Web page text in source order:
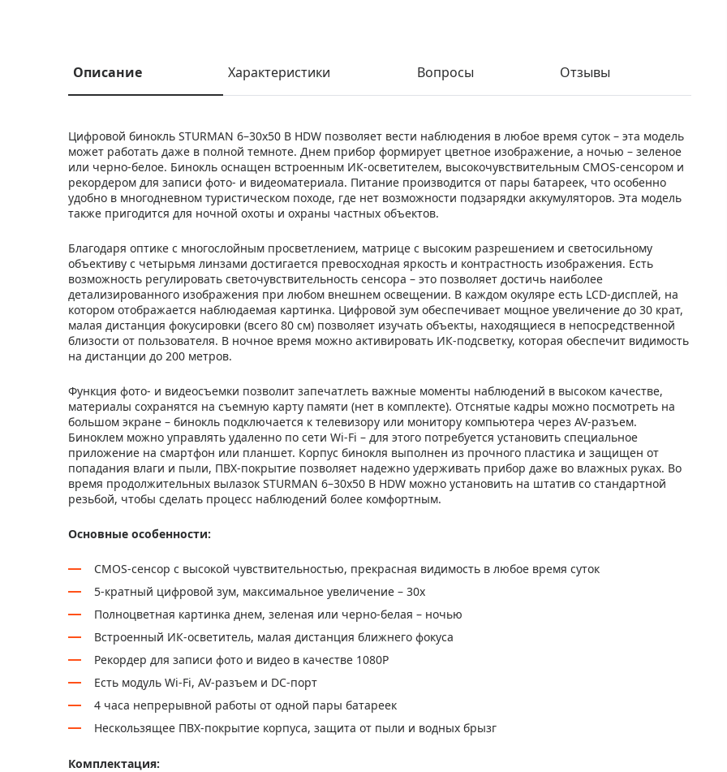
Описание Характеристики Вопросы Отзывы
Цифровой бинокль STURMAN 6–30x50 B HDW позволяет вести наблюдения в любое время суток – эта модель
может работать даже в полной темноте. Днем прибор формирует цветное изображение, а ночью – зеленое
или черно-белое. Бинокль оснащен встроенным ИК-осветителем, высокочувствительным CMOS-сенсором и
рекордером для записи фото- и видеоматериала. Питание производится от пары батареек, что особенно
удобно в многодневном туристическом походе, где нет возможности подзарядки аккумуляторов. Эта модель
также пригодится для ночной охоты и охраны частных объектов.
Благодаря оптике с многослойным просветлением, матрице с высоким разрешением и светосильному
объективу с четырьмя линзами достигается превосходная яркость и контрастность изображения. Есть
возможность регулировать светочувствительность сенсора – это позволяет достичь наиболее
детализированного изображения при любом внешнем освещении. В каждом окуляре есть LCD-дисплей, на
котором отображается наблюдаемая картинка. Цифровой зум обеспечивает мощное увеличение до 30 крат,
малая дистанция фокусировки (всего 80 см) позволяет изучать объекты, находящиеся в непосредственной
близости от пользователя. В ночное время можно активировать ИК-подсветку, которая обеспечит видимость
на дистанции до 200 метров.
Функция фото- и видеосъемки позволит запечатлеть важные моменты наблюдений в высоком качестве,
материалы сохранятся на съемную карту памяти (нет в комплекте). Отснятые кадры можно посмотреть на
большом экране – бинокль подключается к телевизору или монитору компьютера через AV-разъем.
Биноклем можно управлять удаленно по сети Wi-Fi – для этого потребуется установить специальное
приложение на смартфон или планшет. Корпус бинокля выполнен из прочного пластика и защищен от
попадания влаги и пыли, ПВХ-покрытие позволяет надежно удерживать прибор даже во влажных руках. Во
время продолжительных вылазок STURMAN 6–30x50 B HDW можно установить на штатив со стандартной
резьбой, чтобы сделать процесс наблюдений более комфортным.
Основные особенности:
CMOS-сенсор с высокой чувствительностью, прекрасная видимость в любое время суток
5-кратный цифровой зум, максимальное увеличение – 30x
Полноцветная картинка днем, зеленая или черно-белая – ночью
Встроенный ИК-осветитель, малая дистанция ближнего фокуса
Рекордер для записи фото и видео в качестве 1080P
Есть модуль Wi-Fi, AV-разъем и DC-порт
4 часа непрерывной работы от одной пары батареек
Нескользящее ПВХ-покрытие корпуса, защита от пыли и водных брызг
Комплектация: